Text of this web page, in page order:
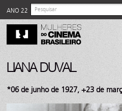
ANO 22
LIANA DUVAL
*06 de junho de 1927, +23 de